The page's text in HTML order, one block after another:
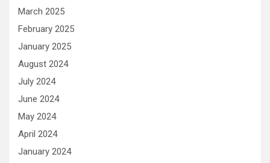
March 2025
February 2025
January 2025
August 2024
July 2024
June 2024
May 2024
April 2024
January 2024